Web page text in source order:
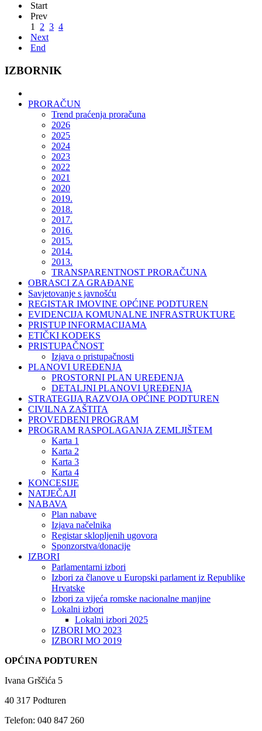
Start
Prev
1
2 3 4
Next
End
IZBORNIK
PRORAČUN
Trend praćenja proračuna
2026
2025
2024
2023
2022
2021
2020
2019.
2018.
2017.
2016.
2015.
2014.
2013.
TRANSPARENTNOST PRORAČUNA
OBRASCI ZA GRAĐANE
Savjetovanje s javnošću
REGISTAR IMOVINE OPĆINE PODTUREN
EVIDENCIJA KOMUNALNE INFRASTRUKTURE
PRISTUP INFORMACIJAMA
ETIČKI KODEKS
PRISTUPAČNOST
Izjava o pristupačnosti
PLANOVI UREĐENJA
PROSTORNI PLAN UREĐENJA
DETALJNI PLANOVI UREĐENJA
STRATEGIJA RAZVOJA OPĆINE PODTUREN
CIVILNA ZAŠTITA
PROVEDBENI PROGRAM
PROGRAM RASPOLAGANJA ZEMLJIŠTEM
Karta 1
Karta 2
Karta 3
Karta 4
KONCESIJE
NATJEČAJI
NABAVA
Plan nabave
Izjava načelnika
Registar sklopljenih ugovora
Sponzorstva/donacije
IZBORI
Parlamentarni izbori
Izbori za članove u Europski parlament iz Republike
Hrvatske
Izbori za vijeća romske nacionalne manjine
Lokalni izbori
Lokalni izbori 2025
IZBORI MO 2023
IZBORI MO 2019
OPĆINA PODTUREN
Ivana Grščića 5
40 317 Podturen
Telefon: 040 847 260